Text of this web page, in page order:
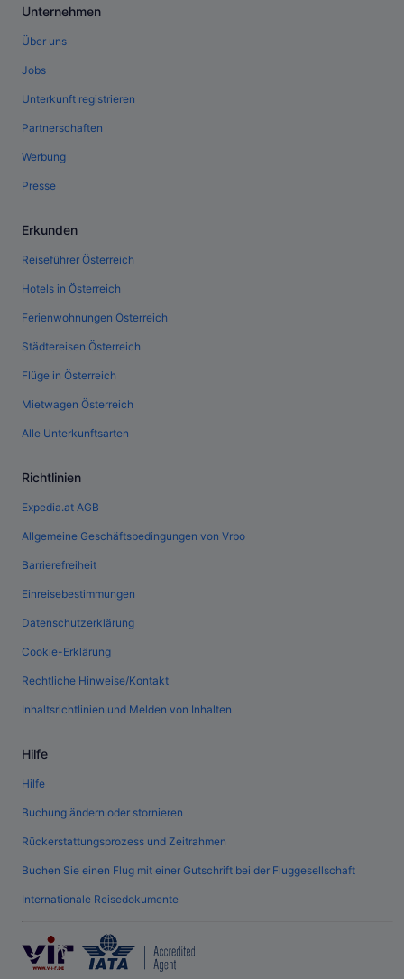
Unternehmen
Über uns
Jobs
Unterkunft registrieren
Partnerschaften
Werbung
Presse
Erkunden
Reiseführer Österreich
Hotels in Österreich
Ferienwohnungen Österreich
Städtereisen Österreich
Flüge in Österreich
Mietwagen Österreich
Alle Unterkunftsarten
Richtlinien
Expedia.at AGB
Allgemeine Geschäftsbedingungen von Vrbo
Barrierefreiheit
Einreisebestimmungen
Datenschutzerklärung
Cookie-Erklärung
Rechtliche Hinweise/Kontakt
Inhaltsrichtlinien und Melden von Inhalten
Hilfe
Hilfe
Buchung ändern oder stornieren
Rückerstattungsprozess und Zeitrahmen
Buchen Sie einen Flug mit einer Gutschrift bei der Fluggesellschaft
Internationale Reisedokumente